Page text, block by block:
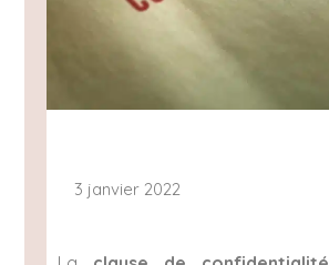
3 janvier 2022